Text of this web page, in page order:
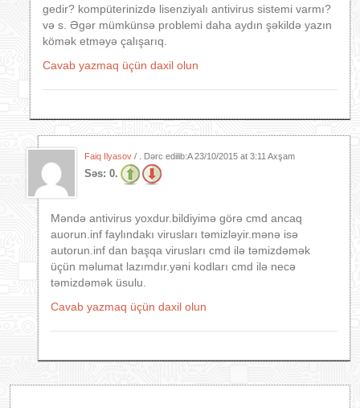
gedir? kompüterinizdə lisenziyalı antivirus sistemi varmı?
və s. Əgər mümkünsə problemi daha aydın şəkildə yazın
kömək etməyə çalışarıq.
Cavab yazmaq üçün daxil olun
Faiq Ilyasov / . Dərc edilib:A23/10/2015 at 3:11 Axşam
Səs: 0.
Məndə antivirus yoxdur.bildiyimə görə cmd ancaq
auorun.inf faylındakı virusları təmizləyir.mənə isə
autorun.inf dan başqa virusları cmd ilə təmizdəmək
üçün məlumat lazımdır.yəni kodları cmd ilə necə
təmizdəmək üsulu.
Cavab yazmaq üçün daxil olun